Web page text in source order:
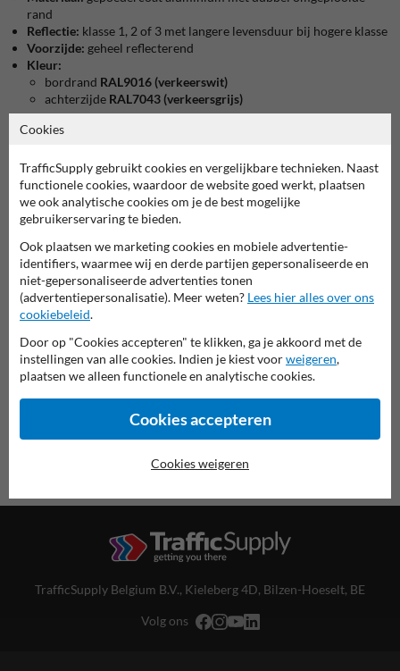
Verkeersbord in serie M
deze informatie printen
overzicht officiële verkeersborden
Verkeersbord.be
rand
Reflectie: klasse 1, 2 of 3 met langere levensduur bij hogere klasse
Voorzijde: geheel reflecterend
Kleur:
bordrand RAL9016 (verkeerswit)
achterzijde RAL7043 (verkeersgrijs)
bekijk product in onze webshop
TrafficSupply Belgium B.V., Kieleberg 4D, Bilzen-Hoeselt, BE
Volg ons
Cookies
TrafficSupply gebruikt cookies en vergelijkbare technieken. Naast
functionele cookies, waardoor de website goed werkt, plaatsen
we ook analytische cookies om je de best mogelijke
gebruikerservaring te bieden.
Ook plaatsen we marketing cookies en mobiele advertentie-
identifiers, waarmee wij en derde partijen gepersonaliseerde en
niet-gepersonaliseerde advertenties tonen
(advertentiepersonalisatie). Meer weten? Lees hier alles over ons
cookiebeleid.
Door op "Cookies accepteren" te klikken, ga je akkoord met de
instellingen van alle cookies. Indien je kiest voorweigeren,
plaatsen we alleen functionele en analytische cookies.
Cookies accepteren
Cookies weigeren